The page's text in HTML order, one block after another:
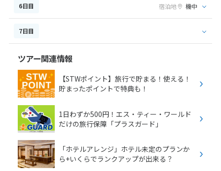
6日目 宿泊地 機中
7日目
ツアー関連情報
【STWポイント】旅行で貯まる！使える！
貯まったポイントで特典も！
1日わずか500円！エス・ティー・ワールド
だけの旅行保障「プラスガード」
「ホテルアレンジ」ホテル未定のプランか
ら+いくらでランクアップが出来る？